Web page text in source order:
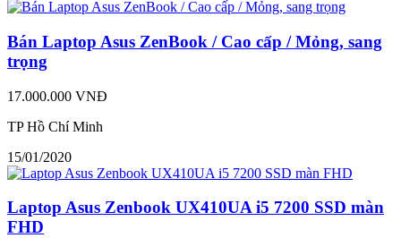
Bán Laptop Asus ZenBook / Cao cấp / Mỏng, sang
trọng
17.000.000 VNĐ
TP Hồ Chí Minh
15/01/2020
Laptop Asus Zenbook UX410UA i5 7200 SSD màn
FHD